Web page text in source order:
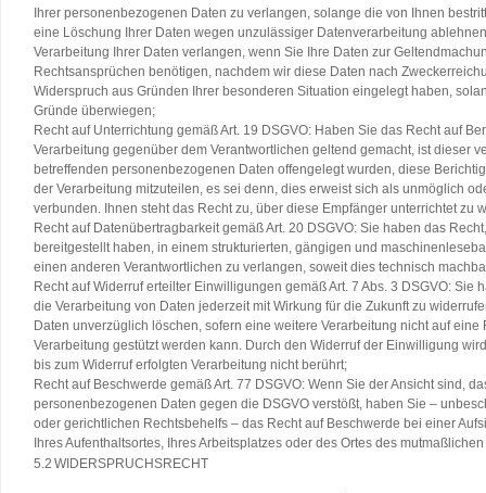
Ihrer personenbezogenen Daten zu verlangen, solange die von Ihnen
eine Löschung Ihrer Daten wegen unzulässiger Datenverarbeitung
Verarbeitung Ihrer Daten verlangen, wenn Sie Ihre Daten zur
Rechtsansprüchen benötigen, nachdem wir diese Daten nach
Widerspruch aus Gründen Ihrer besonderen Situation eingelegt haben,
Gründe überwiegen;
Recht auf Unterrichtung gemäß Art. 19 DSGVO: Haben Sie das Recht auf
Verarbeitung gegenüber dem Verantwortlichen geltend gemacht, ist dieser
betreffenden personenbezogenen Daten offengelegt wurden, diese
der Verarbeitung mitzuteilen, es sei denn, dies erweist sich als unmöglich
verbunden. Ihnen steht das Recht zu, über diese Empfänger unterrichtet zu
Recht auf Datenübertragbarkeit gemäß Art. 20 DSGVO: Sie haben das
bereitgestellt haben, in einem strukturierten, gängigen und
einen anderen Verantwortlichen zu verlangen, soweit dies technisch
Recht auf Widerruf erteilter Einwilligungen gemäß Art. 7 Abs. 3 DSGVO:
die Verarbeitung von Daten jederzeit mit Wirkung für die Zukunft zu
Daten unverzüglich löschen, sofern eine weitere Verarbeitung nicht auf
Verarbeitung gestützt werden kann. Durch den Widerruf der Einwilligung
bis zum Widerruf erfolgten Verarbeitung nicht berührt;
Recht auf Beschwerde gemäß Art. 77 DSGVO: Wenn Sie der Ansicht sind,
personenbezogenen Daten gegen die DSGVO verstößt, haben Sie –
oder gerichtlichen Rechtsbehelfs – das Recht auf Beschwerde bei einer
Ihres Aufenthaltsortes, Ihres Arbeitsplatzes oder des Ortes des
5.2 WIDERSPRUCHSRECHT